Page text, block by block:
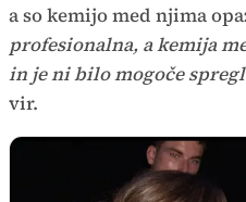
a so kemijo med njima
profesionalna, a kemija
in je ni bilo mogoče
vir.